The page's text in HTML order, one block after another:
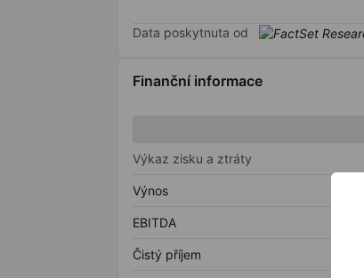
Data poskytnuta od
Finanční informace
Výkaz zisku a ztráty
Výnos
EBITDA
Čistý příjem